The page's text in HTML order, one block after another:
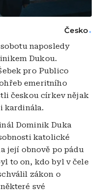
Česko
naposledy
Dukou.
pro Publico
emeritního
českou církev nějak
kardinála.
Dominik Duka
katolické
její obnově po pádu
to on, kdo byl v čele
zákon o
své